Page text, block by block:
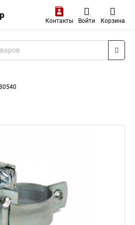
Контакты Войти Корзина